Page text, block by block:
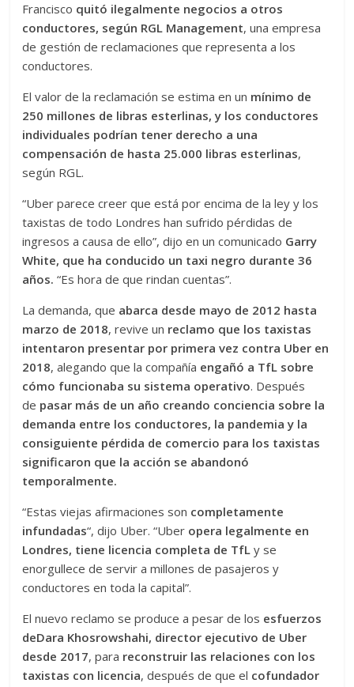
Francisco quitó ilegalmente negocios a otros
conductores, según RGL Management, una empresa
de gestión de reclamaciones que representa a los
conductores.
El valor de la reclamación se estima en un mínimo de
250 millones de libras esterlinas, y los conductores
individuales podrían tener derecho a una
compensación de hasta 25.000 libras esterlinas,
según RGL.
“Uber parece creer que está por encima de la ley y los
taxistas de todo Londres han sufrido pérdidas de
ingresos a causa de ello”, dijo en un comunicado Garry
White, que ha conducido un taxi negro durante 36
años. “Es hora de que rindan cuentas”.
La demanda, que abarca desde mayo de 2012 hasta
marzo de 2018, revive un reclamo que los taxistas
intentaron presentar por primera vez contra Uber en
2018, alegando que la compañía engañó a TfL sobre
cómo funcionaba su sistema operativo. Después
de pasar más de un año creando conciencia sobre la
demanda entre los conductores, la pandemia y la
consiguiente pérdida de comercio para los taxistas
significaron que la acción se abandonó
temporalmente.
“Estas viejas afirmaciones son completamente
infundadas“, dijo Uber. “Uber opera legalmente en
Londres, tiene licencia completa de TfL y se
enorgullece de servir a millones de pasajeros y
conductores en toda la capital”.
El nuevo reclamo se produce a pesar de los esfuerzos
deDara Khosrowshahi, director ejecutivo de Uber
desde 2017, para reconstruir las relaciones con los
taxistas con licencia, después de que el cofundador